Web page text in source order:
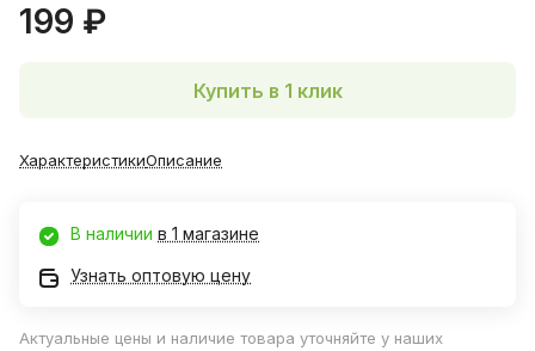
199 ₽
Купить в 1 клик
ХарактеристикиОписание
В наличии в 1 магазине
Узнать оптовую цену
Актуальные цены и наличие товара уточняйте у наших